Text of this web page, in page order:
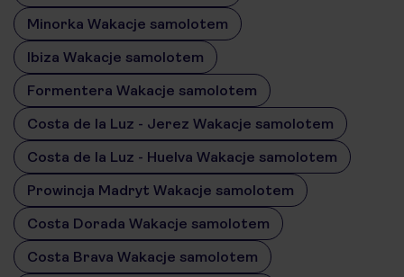
Minorka Wakacje samolotem
Ibiza Wakacje samolotem
Formentera Wakacje samolotem
Costa de la Luz - Jerez Wakacje samolotem
Costa de la Luz - Huelva Wakacje samolotem
Prowincja Madryt Wakacje samolotem
Costa Dorada Wakacje samolotem
Costa Brava Wakacje samolotem